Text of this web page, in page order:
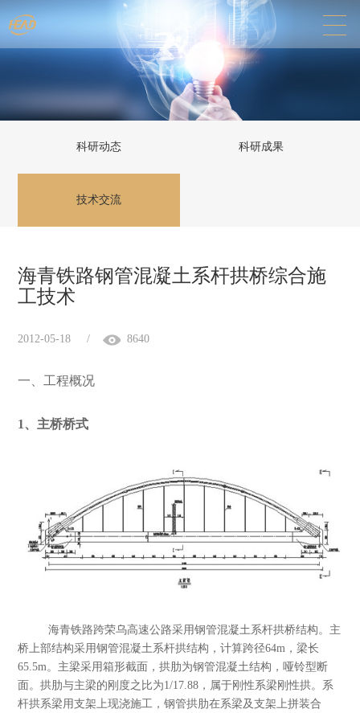
科研动态 科研成果
技术交流
海青铁路钢管混凝土系杆拱桥综合施
工技术
2012-05-18 / 8640
一、工程概况
1、主桥桥式
海青铁路跨荣乌高速公路采用钢管混凝土系杆拱桥结构。主
桥上部结构采用钢管混凝土系杆拱结构，计算跨径64m，梁长
65.5m。主梁采用箱形截面，拱肋为钢管混凝土结构，哑铃型断
面。拱肋与主梁的刚度之比为1/17.88，属于刚性系梁刚性拱。系
杆拱系梁用支架上现浇施工，钢管拱肋在系梁及支架上拼装合